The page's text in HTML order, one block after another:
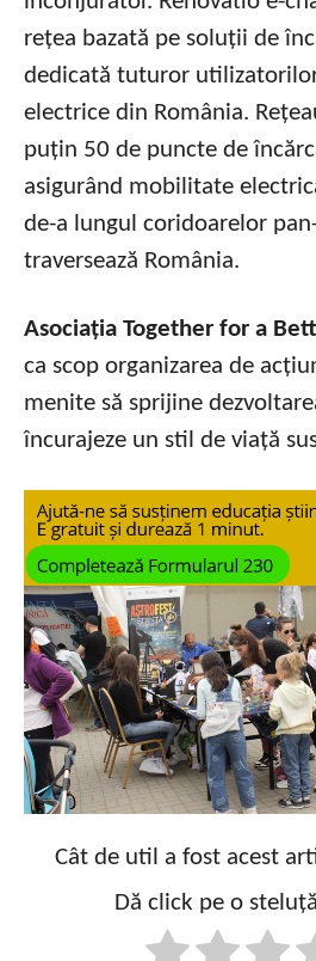
rețea bazată pe soluții de
dedicată tuturor
electrice din România.
puțin 50 de puncte de
asigurând mobilitate
de-a lungul coridoarelor
traversează România.
Asociația Together for a
ca scop organizarea de
menite să sprijine
încurajeze un stil de viață
Cât de util a fost acest
Dă click pe o